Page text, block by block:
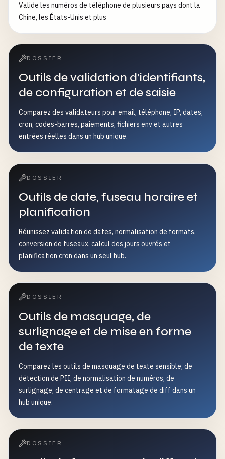
Valide les numéros de téléphone de plusieurs pays dont la
Chine, les États-Unis et plus
DOSSIER
Outils de validation d’identifiants,
de configuration et de saisie
Comparez des validateurs pour email, téléphone, IP, dates,
cron, codes-barres, paiements, fichiers env et autres
entrées réelles dans un hub unique.
DOSSIER
Outils de date, fuseau horaire et
planification
Réunissez validation de dates, normalisation de formats,
conversion de fuseaux, calcul des jours ouvrés et
planification cron dans un seul hub.
DOSSIER
Outils de masquage, de
surlignage et de mise en forme
de texte
Comparez les outils de masquage de texte sensible, de
détection de PII, de normalisation de numéros, de
surlignage, de centrage et de formatage de diff dans un
hub unique.
DOSSIER